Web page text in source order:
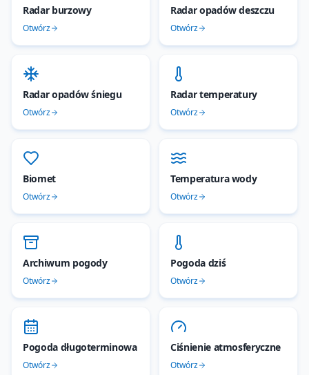
Radar burzowy
Otwórz
Radar opadów deszczu
Otwórz
Radar opadów śniegu
Otwórz
Radar temperatury
Otwórz
Biomet
Otwórz
Temperatura wody
Otwórz
Archiwum pogody
Otwórz
Pogoda dziś
Otwórz
Pogoda długoterminowa
Otwórz
Ciśnienie atmosferyczne
Otwórz